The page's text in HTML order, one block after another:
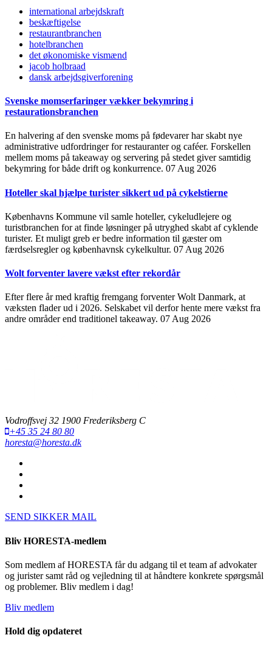
international arbejdskraft
beskæftigelse
restaurantbranchen
hotelbranchen
det økonomiske vismænd
jacob holbraad
dansk arbejdsgiverforening
Svenske momserfaringer vækker bekymring i
restaurationsbranchen
En halvering af den svenske moms på fødevarer har skabt nye
administrative udfordringer for restauranter og caféer. Forskellen
mellem moms på takeaway og servering på stedet giver samtidig
bekymring for både drift og konkurrence. 07 Aug 2026
Hoteller skal hjælpe turister sikkert ud på cykelstierne
Københavns Kommune vil samle hoteller, cykeludlejere og
turistbranchen for at finde løsninger på utryghed skabt af cyklende
turister. Et muligt greb er bedre information til gæster om
færdselsregler og københavnsk cykelkultur. 07 Aug 2026
Wolt forventer lavere vækst efter rekordår
Efter flere år med kraftig fremgang forventer Wolt Danmark, at
væksten flader ud i 2026. Selskabet vil derfor hente mere vækst fra
andre områder end traditionel takeaway. 07 Aug 2026
Vodroffsvej 32 1900 Frederiksberg C
+45 35 24 80 80
horesta@horesta.dk
SEND SIKKER MAIL
Bliv HORESTA-medlem
Som medlem af HORESTA får du adgang til et team af advokater
og jurister samt råd og vejledning til at håndtere konkrete spørgsmål
og problemer. Bliv medlem i dag!
Bliv medlem
Hold dig opdateret